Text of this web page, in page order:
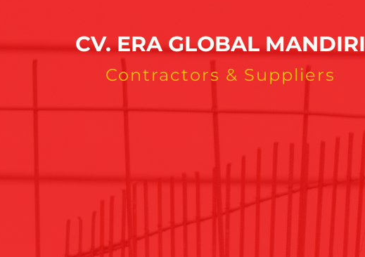
CV. ERA GLOBAL MANDIRI
Contractors & Suppliers